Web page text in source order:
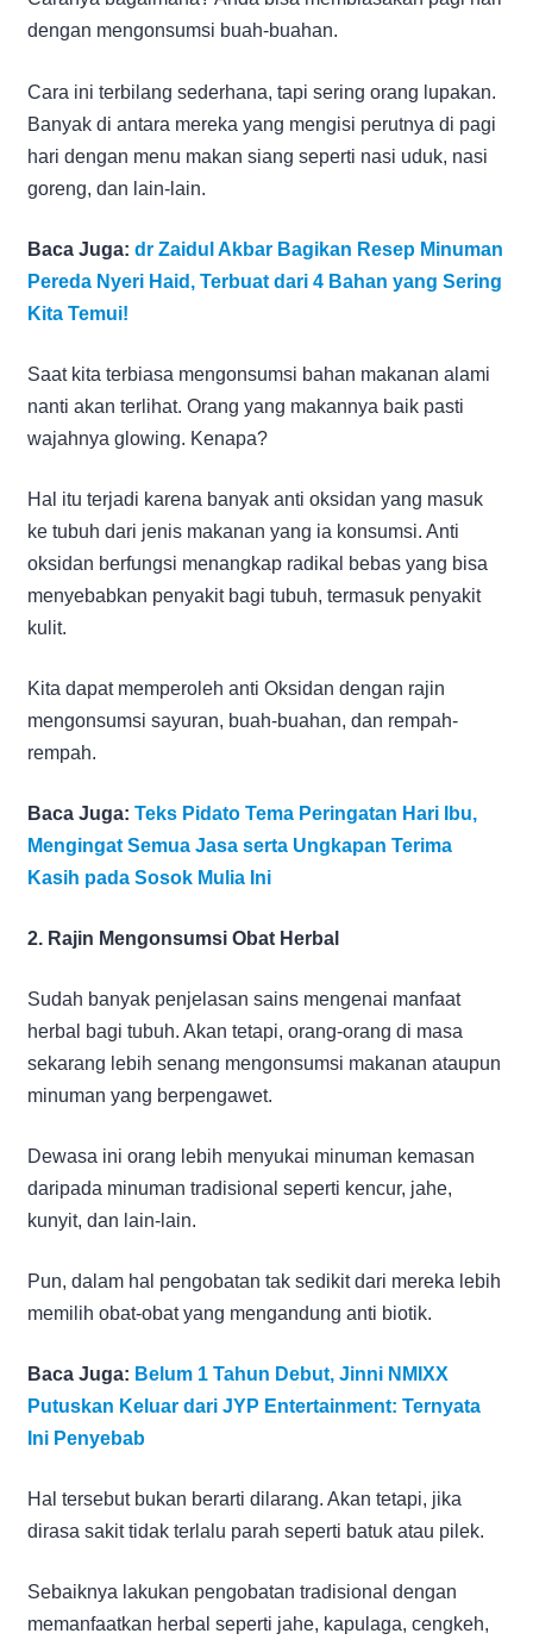
dengan mengonsumsi buah-buahan.
Cara ini terbilang sederhana, tapi sering orang lupakan.
Banyak di antara mereka yang mengisi perutnya di pagi
hari dengan menu makan siang seperti nasi uduk, nasi
goreng, dan lain-lain.
Baca Juga: dr Zaidul Akbar Bagikan Resep Minuman
Pereda Nyeri Haid, Terbuat dari 4 Bahan yang Sering
Kita Temui!
Saat kita terbiasa mengonsumsi bahan makanan alami
nanti akan terlihat. Orang yang makannya baik pasti
wajahnya glowing. Kenapa?
Hal itu terjadi karena banyak anti oksidan yang masuk
ke tubuh dari jenis makanan yang ia konsumsi. Anti
oksidan berfungsi menangkap radikal bebas yang bisa
menyebabkan penyakit bagi tubuh, termasuk penyakit
kulit.
Kita dapat memperoleh anti Oksidan dengan rajin
mengonsumsi sayuran, buah-buahan, dan rempah-
rempah.
Baca Juga: Teks Pidato Tema Peringatan Hari Ibu,
Mengingat Semua Jasa serta Ungkapan Terima
Kasih pada Sosok Mulia Ini
2. Rajin Mengonsumsi Obat Herbal
Sudah banyak penjelasan sains mengenai manfaat
herbal bagi tubuh. Akan tetapi, orang-orang di masa
sekarang lebih senang mengonsumsi makanan ataupun
minuman yang berpengawet.
Dewasa ini orang lebih menyukai minuman kemasan
daripada minuman tradisional seperti kencur, jahe,
kunyit, dan lain-lain.
Pun, dalam hal pengobatan tak sedikit dari mereka lebih
memilih obat-obat yang mengandung anti biotik.
Baca Juga: Belum 1 Tahun Debut, Jinni NMIXX
Putuskan Keluar dari JYP Entertainment: Ternyata
Ini Penyebab
Hal tersebut bukan berarti dilarang. Akan tetapi, jika
dirasa sakit tidak terlalu parah seperti batuk atau pilek.
Sebaiknya lakukan pengobatan tradisional dengan
memanfaatkan herbal seperti jahe, kapulaga, cengkeh,